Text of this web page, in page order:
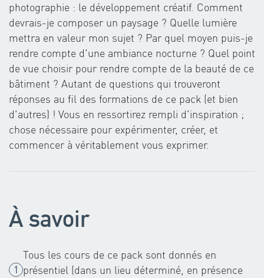
photographie : le développement créatif. Comment
devrais-je composer un paysage ? Quelle lumière
mettra en valeur mon sujet ? Par quel moyen puis-je
rendre compte d'une ambiance nocturne ? Quel point
de vue choisir pour rendre compte de la beauté de ce
bâtiment ? Autant de questions qui trouveront
réponses au fil des formations de ce pack (et bien
d'autres) ! Vous en ressortirez rempli d'inspiration ;
chose nécessaire pour expérimenter, créer, et
commencer à véritablement vous exprimer.
À savoir
Tous les cours de ce pack sont donnés en
présentiel (dans un lieu déterminé, en présence